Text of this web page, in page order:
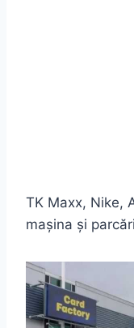
TK Maxx, Nike,
mașina și